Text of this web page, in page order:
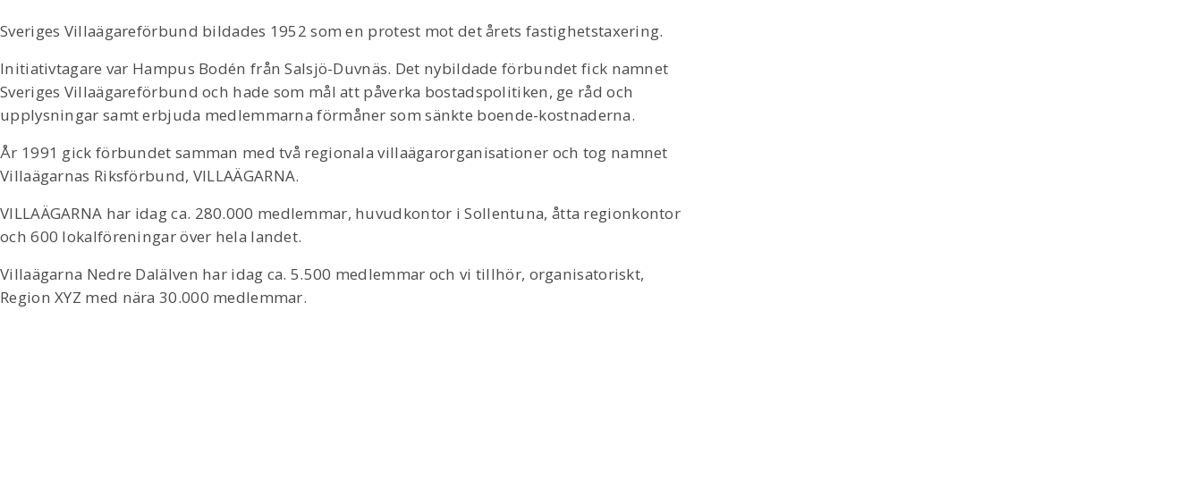
Sveriges Villaägareförbund bildades 1952 som en protest mot det årets fastighetstaxering.
Initiativtagare var Hampus Bodén från Salsjö-Duvnäs. Det nybildade förbundet fick namnet
Sveriges Villaägareförbund och hade som mål att påverka bostadspolitiken, ge råd och
upplysningar samt erbjuda medlemmarna förmåner som sänkte boende-kostnaderna.
År 1991 gick förbundet samman med två regionala villaägarorganisationer och tog namnet
Villaägarnas Riksförbund, VILLAÄGARNA.
VILLAÄGARNA har idag ca. 280.000 medlemmar, huvudkontor i Sollentuna, åtta regionkontor
och 600 lokalföreningar över hela landet.
Villaägarna Nedre Dalälven har idag ca. 5.500 medlemmar och vi tillhör, organisatoriskt,
Region XYZ med nära 30.000 medlemmar.